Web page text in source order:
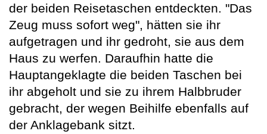
der beiden Reisetaschen entdeckten. "Das
Zeug muss sofort weg", hätten sie ihr
aufgetragen und ihr gedroht, sie aus dem
Haus zu werfen. Daraufhin hatte die
Hauptangeklagte die beiden Taschen bei
ihr abgeholt und sie zu ihrem Halbbruder
gebracht, der wegen Beihilfe ebenfalls auf
der Anklagebank sitzt.